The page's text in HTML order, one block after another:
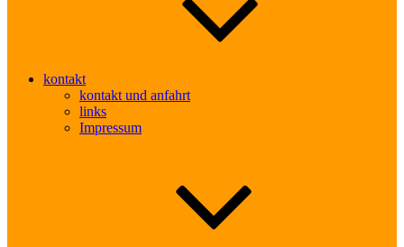
kontakt
kontakt und anfahrt
links
Impressum